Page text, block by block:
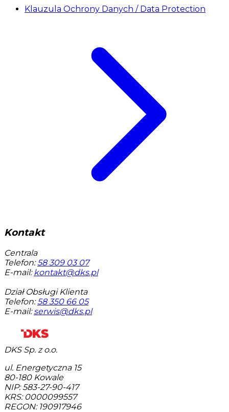
Klauzula Ochrony Danych / Data Protection
Kontakt
Centrala
Telefon: 58 309 03 07
E-mail: kontakt@dks.pl
Dział Obsługi Klienta
Telefon: 58 350 66 05
E-mail: serwis@dks.pl
DKS Sp. z o.o.
ul. Energetyczna 15
80-180 Kowale
NIP: 583-27-90-417
KRS: 0000099557
REGON: 190917946